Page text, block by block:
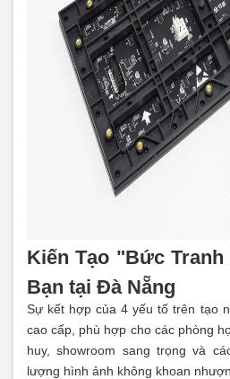
Kiến Tạo "Bức Tranh
Bạn tại Đà Nẵng
Sự kết hợp của 4 yếu tố trên tạo
cao cấp, phù hợp cho các phòng
huy, showroom sang trọng và
lượng hình ảnh không khoan